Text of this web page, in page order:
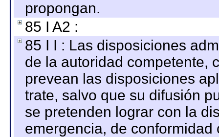
propongan.
85 I A2 :
85 I I : Las disposiciones
de la autoridad competente,
prevean las disposiciones
trate, salvo que su difusión
se pretenden lograr con la
emergencia, de